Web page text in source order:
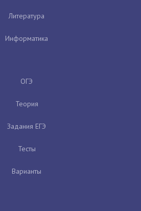
Литература
Информатика
ОГЭ
Теория
Задания ЕГЭ
Тесты
Варианты